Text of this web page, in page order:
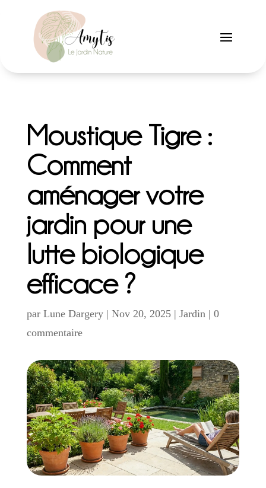
Moustique Tigre :
Comment
aménager votre
jardin pour une
lutte biologique
efficace ?
par Lune Dargery| Nov 20, 2025| Jardin | 0
commentaire